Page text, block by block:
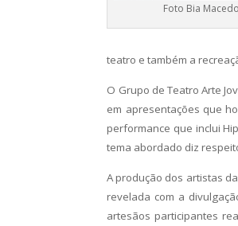
Foto Bia
teatro e também a
O Grupo de Teatro Arte
em apresentações que
performance que inclui
tema abordado diz
A produção dos artistas
revelada com a
artesãos participantes